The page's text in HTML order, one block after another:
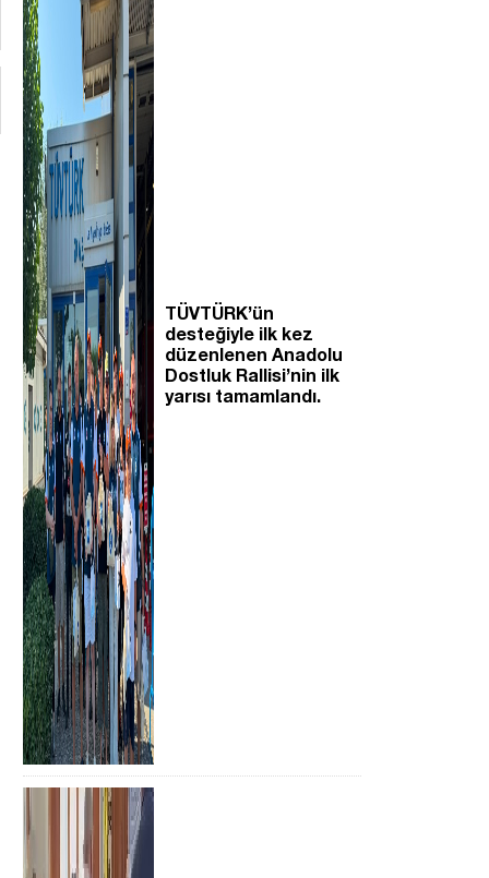
TÜVTÜRK’ün
desteğiyle ilk kez
düzenlenen Anadolu
Dostluk Rallisi’nin ilk
yarısı tamamlandı.